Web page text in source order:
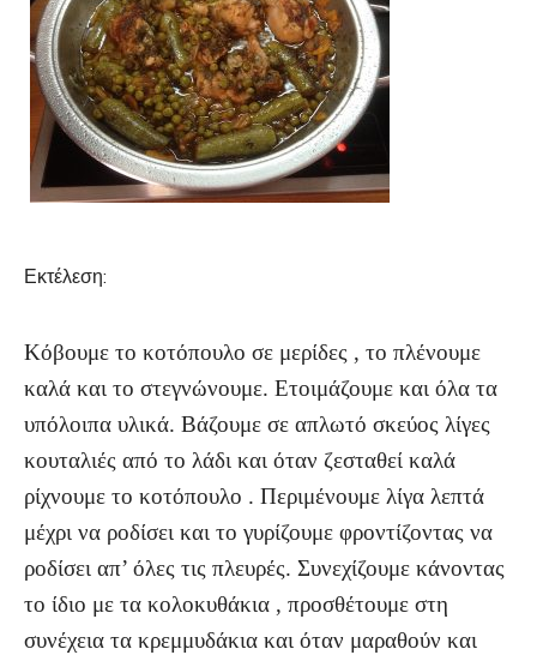
Εκτέλεση:
Κόβουμε το κοτόπουλο σε μερίδες , το πλένουμε
καλά και το στεγνώνουμε. Ετοιμάζουμε και όλα τα
υπόλοιπα υλικά. Βάζουμε σε απλωτό σκεύος λίγες
κουταλιές από το λάδι και όταν ζεσταθεί καλά
ρίχνουμε το κοτόπουλο . Περιμένουμε λίγα λεπτά
μέχρι να ροδίσει και το γυρίζουμε φροντίζοντας να
ροδίσει απ’ όλες τις πλευρές. Συνεχίζουμε κάνοντας
το ίδιο με τα κολοκυθάκια , προσθέτουμε στη
συνέχεια τα κρεμμυδάκια και όταν μαραθούν και